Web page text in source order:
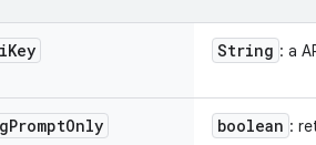
Key String : a
PromptOnly boolean :